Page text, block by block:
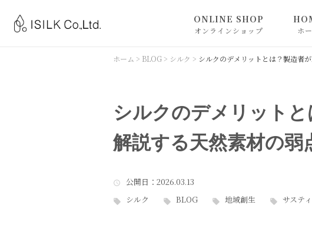
ONLINE SHOP
オンラインショップ
ISILK ONLINE SHOP
ホ
ホーム > BLOG > シルク > シルクのデメリットとは？製造者
シルクのデメリット
解説する天然素材の弱
公開日 ：2026.03.13
シルク
BLOG 地域創生 サステ